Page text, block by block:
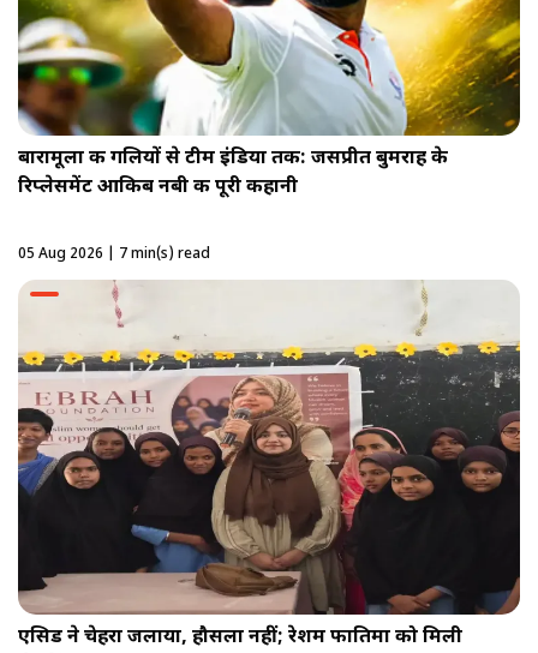
बारामूला की गलियों से टीम इंडिया तक: जसप्रीत बुमराह के
रिप्लेसमेंट आकिब नबी की पूरी कहानी
05 Aug 2026 | 7 min(s) read
एसिड ने चेहरा जलाया, हौसला नहीं; रेशम फातिमा को मिली